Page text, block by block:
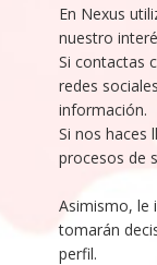
En Nexus
nuestro
Si contactas
redes
información.
Si nos haces
procesos de
Asimismo, le
tomarán
perfil.